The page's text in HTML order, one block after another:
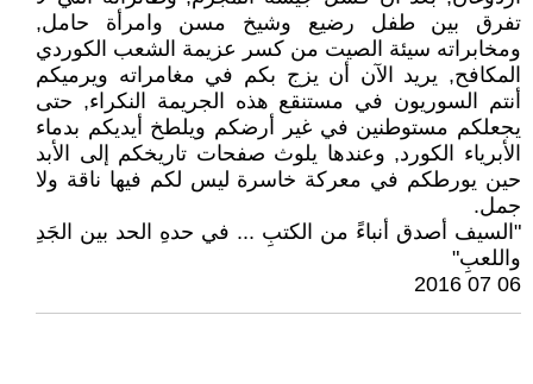
تفرق بين طفل رضيع وشيخ مسن وامرأة حامل,
ومخابراته سيئة الصيت من كسر عزيمة الشعب الكوردي
المكافح, يريد الآن أن يزج بكم في مغامراته ويرميكم
أنتم السوريون في مستنقع هذه الجريمة النكراء, حتى
يجعلكم مستوطنين في غير أرضكم ويلطخ أيديكم بدماء
الأبرياء الكورد, وعندها يلوث صفحات تاريخكم إلى الأبد
حين يورطكم في معركة خاسرة ليس لكم فيها ناقة ولا
جمل.
"السيف أصدق أنباءً من الكتبِ ... في حدهِ الحد بين الجَدِ
واللعبِ"
06 07 2016